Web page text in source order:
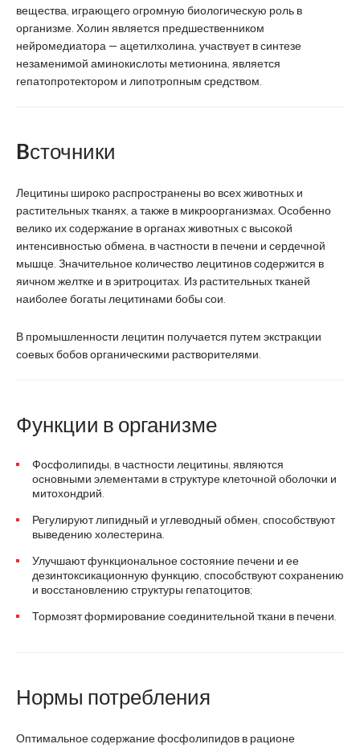
вещества, играющего огромную биологическую роль в
организме. Холин является предшественником
нейромедиатора — ацетилхолина, участвует в синтезе
незаменимой аминокислоты метионина, является
гепатопротектором и липотропным средством.
Bсточники
Лецитины широко распространены во всех животных и
растительных тканях, а также в микроорганизмах. Особенно
велико их содержание в органах животных с высокой
интенсивностью обмена, в частности в печени и сердечной
мышце. Значительное количество лецитинов содержится в
яичном желтке и в эритроцитах. Из растительных тканей
наиболее богаты лецитинами бобы сои.
В промышленности лецитин получается путем экстракции
соевых бобов органическими растворителями.
Функции в организме
Фосфолипиды, в частности лецитины, являются
основными элементами в структуре клеточной оболочки и
митохондрий.
Регулируют липидный и углеводный обмен, способствуют
выведению холестерина.
Улучшают функциональное состояние печени и ее
дезинтоксикационную функцию, способствуют сохранению
и восстановлению структуры гепатоцитов;
Тормозят формирование соединительной ткани в печени.
Нормы потребления
Оптимальное содержание фосфолипидов в рационе